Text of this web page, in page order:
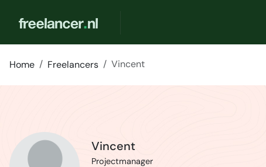
Home Freelancers Vincent
Vincent
Projectmanager